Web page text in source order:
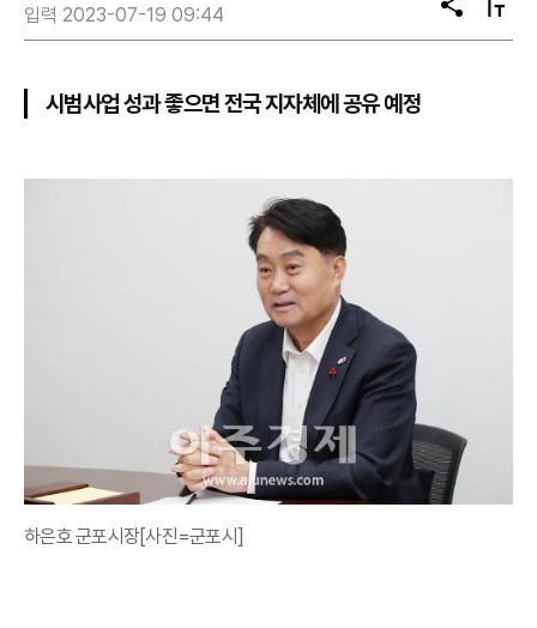
입력 2023-07-19 09:44
공
유
텍
스
시범사업 성과 좋으면 전국 지자체에 공유 예정
하은호 군포시장[사진=군포시]